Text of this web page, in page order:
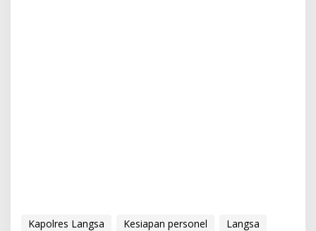
Kapolres Langsa Kesiapan personel
Langsa